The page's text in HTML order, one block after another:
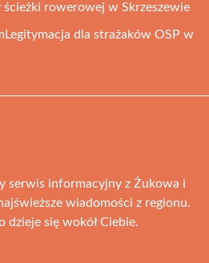
ścieżki rowerowej w Skrzeszewie
dla strażaków OSP w
serwis informacyjny z Żukowa i
wiadomości z regionu.
dzieje się wokół Ciebie.